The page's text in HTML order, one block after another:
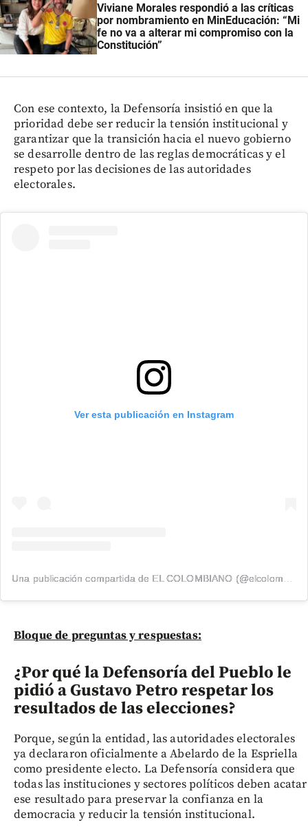
Viviane Morales respondió a las críticas
por nombramiento en MinEducación: “Mi
fe no va a alterar mi compromiso con la
Constitución”
Con ese contexto, la Defensoría insistió en que la
prioridad debe ser reducir la tensión institucional y
garantizar que la transición hacia el nuevo gobierno
se desarrolle dentro de las reglas democráticas y el
respeto por las decisiones de las autoridades
electorales.
Ver esta publicación en Instagram
Bloque de preguntas y respuestas:
¿Por qué la Defensoría del Pueblo le
pidió a Gustavo Petro respetar los
resultados de las elecciones?
Porque, según la entidad, las autoridades electorales
ya declararon oficialmente a Abelardo de la Espriella
como presidente electo. La Defensoría considera que
todas las instituciones y sectores políticos deben acatar
ese resultado para preservar la confianza en la
democracia y reducir la tensión institucional.